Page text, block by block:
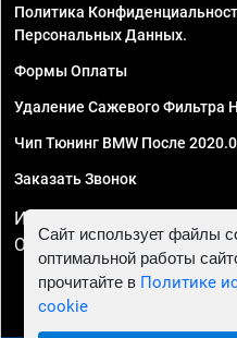
Политика
Персональных Данных.
Формы Оплаты
Удаление Сажевого Фильтра
Чип Тюнинг BMW После
Заказать Звонок
ИП Смирнов Георгий
ОГРНИП 324470400032610
Сайт использует файлы
оптимальной работы
прочитайте в Политике
cookie